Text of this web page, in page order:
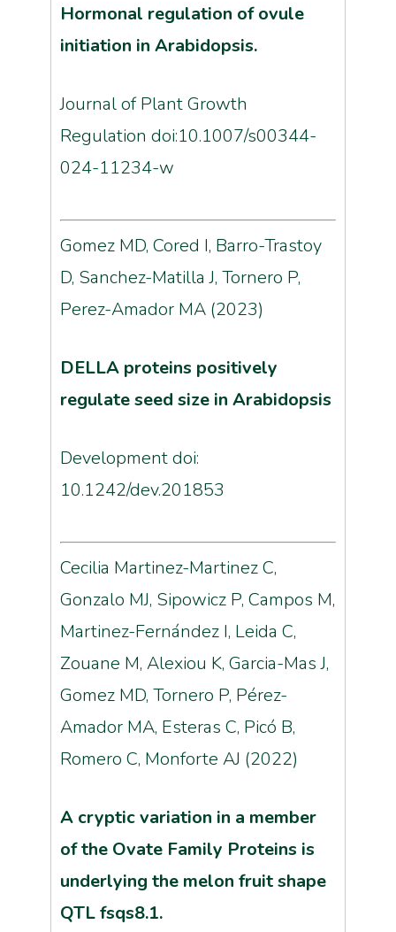
Hormonal regulation of ovule
initiation in Arabidopsis.
Journal of Plant Growth
Regulation doi:10.1007/s00344-
024-11234-w
Gomez MD, Cored I, Barro-Trastoy
D, Sanchez-Matilla J, Tornero P,
Perez-Amador MA (2023)
DELLA proteins positively
regulate seed size in Arabidopsis
Development doi:
10.1242/dev.201853
Cecilia Martinez-Martinez C,
Gonzalo MJ, Sipowicz P, Campos M,
Martinez-Fernández I, Leida C,
Zouane M, Alexiou K, Garcia-Mas J,
Gomez MD, Tornero P, Pérez-
Amador MA, Esteras C, Picó B,
Romero C, Monforte AJ (2022)
A cryptic variation in a member
of the Ovate Family Proteins is
underlying the melon fruit shape
QTL fsqs8.1.